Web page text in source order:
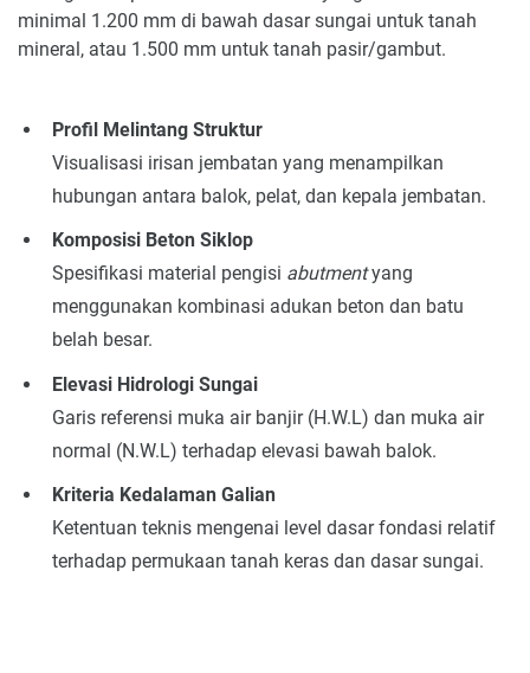
minimal 1.200 mm di bawah dasar sungai untuk tanah
mineral, atau 1.500 mm untuk tanah pasir/gambut.
Profil Melintang Struktur
Visualisasi irisan jembatan yang menampilkan
hubungan antara balok, pelat, dan kepala jembatan.
Komposisi Beton Siklop
Spesifikasi material pengisi abutmentyang
menggunakan kombinasi adukan beton dan batu
belah besar.
Elevasi Hidrologi Sungai
Garis referensi muka air banjir (H.W.L) dan muka air
normal (N.W.L) terhadap elevasi bawah balok.
Kriteria Kedalaman Galian
Ketentuan teknis mengenai level dasar fondasi relatif
terhadap permukaan tanah keras dan dasar sungai.